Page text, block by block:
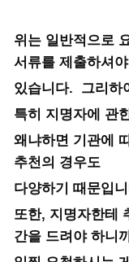
위는 일반적으로
서류를 제출하셔
있습니다. 그리하
특히 지명자에 관
왜냐하면 기관에
추천의 경우도
다양하기 때문입
또한, 지명자한테
간을 드려야 하니